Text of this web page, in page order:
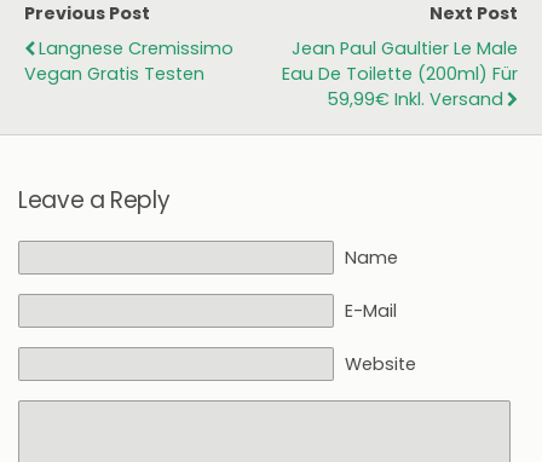
Previous Post
Langnese Cremissimo
Vegan Gratis Testen
Next Post
Jean Paul Gaultier Le Male
Eau De Toilette (200ml) Für
59,99€ Inkl. Versand
Leave a Reply
Name
E-Mail
Website